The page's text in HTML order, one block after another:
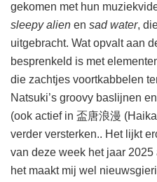
gekomen met hun
sleepy alien en sad water,
uitgebracht. Wat opvalt aan
besprenkeld is met
die zachtjes voortkabbelen
Natsuki’s groovy baslijnen
(ook actief in 盃唐浪漫
verder versterken.. Het lijkt
van deze week het jaar
het maakt mij wel